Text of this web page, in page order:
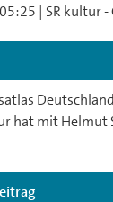
| SR kultur -
hat mit